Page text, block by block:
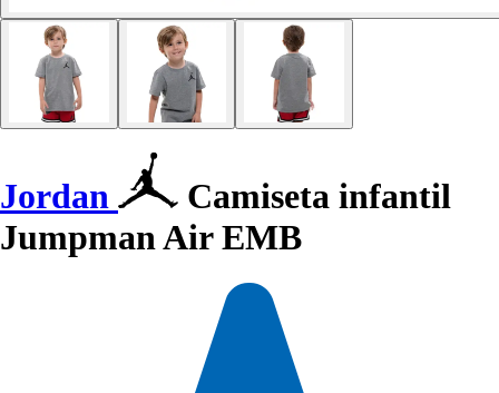
Jordan
Camiseta infantil
Jumpman Air EMB